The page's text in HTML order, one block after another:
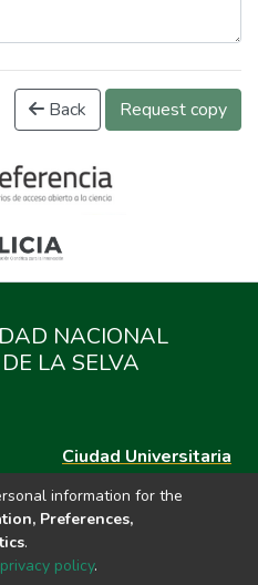
Back Request copy
NACIONAL
LA SELVA
Ciudad Universitaria
km. 1.21 Tingo María, Huánuco
Datos del contacto
repositorio@unas.edu.pe
https://portalweb.unas.edu.pe/
information for the
Preferences,
.
privacy policy.